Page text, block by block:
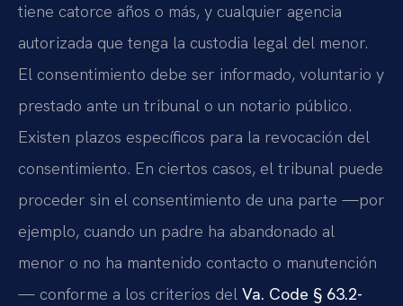
tiene catorce años o más, y cualquier agencia
autorizada que tenga la custodia legal del menor.
El consentimiento debe ser informado, voluntario y
prestado ante un tribunal o un notario público.
Existen plazos específicos para la revocación del
consentimiento. En ciertos casos, el tribunal puede
proceder sin el consentimiento de una parte —por
ejemplo, cuando un padre ha abandonado al
menor o no ha mantenido contacto o manutención
— conforme a los criterios del Va. Code § 63.2-